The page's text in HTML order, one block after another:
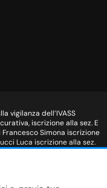
vigilanza dell’IVASS
iscrizione alla sez. E
Francesco Simona iscrizione
Luca iscrizione alla sez.
RUI al seguente link:
che ha la facoltà
stragiudiziale delle
prima di ricorrere